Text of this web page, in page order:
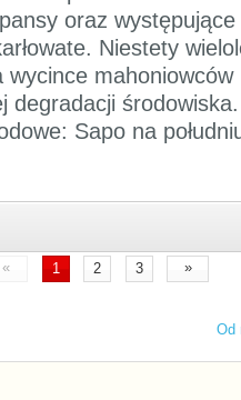
oraz
Niestety
mahoniowców
degradacji
Sapo na
« 1 2 3 »
Od